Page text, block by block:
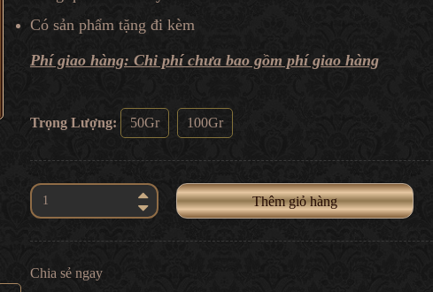
Có sản phẩm tặng đi kèm
Phí giao hàng: Chi phí chưa bao gồm phí giao hàng
Trọng Lượng: 50Gr 100Gr
Thêm giỏ hàng
Chia sẻ ngay